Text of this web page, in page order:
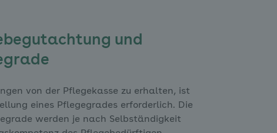
und
von der Pflegekasse zu erhalten, ist
eines Pflegegrades erforderlich. Die
werden je nach Selbständigkeit